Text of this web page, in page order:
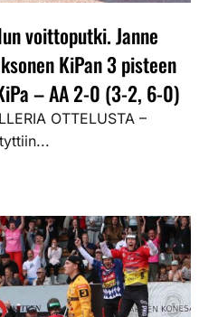
voittoputki. Janne
KiPan 3 pisteen
– AA 2-0 (3-2, 6-0)
OTTELUSTA –